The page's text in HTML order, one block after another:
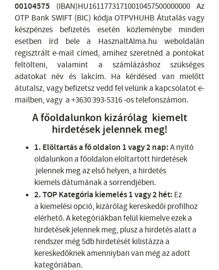
00104575 (IBAN)HU16117731710010457500000000 Az
OTP Bank SWIFT (BIC) kódja OTPVHUHB Átutalás vagy
készpénzes befizetés esetén közleménybe minden
esetben írd bele a HasznaltAlma.hu weboldalán
regisztrált e-mail címed, amihez szeretnéd a pontokat
feltölteni, valamint a számlázáshoz szükséges
adatokat név és lakcím. Ha kérdésed van mielőtt
átutalsz, vagy befizetsz vedd fel velünk a kapcsolatote-
mailben, vagy a +3630 393-5316 -os telefonszámon.
A főoldalunkon kizárólag kiemelt
hirdetések jelennek meg!
1. Elöltartás a fő oldalon 1 vagy 2 nap:A nyitó
oldalunkon a főoldalon elöltartott hirdetések
jelennek meg az első helyen, a hirdetés
kiemels dátumának a sorrendjében.
2. TOP Kategória kiemelés 1 vagy 2 hét: Ez
a kiemelési opció, kizárólag kereskedői profilhoz
elérhető. A ketegóriákban felül kiemelve ezek a
hirdetések jelennek meg, plusz a hirdetés alatt a
rendszer még 5db hirdetését kilistázza a
kereskedőknek amenniyban van még az adott
kategóriában.